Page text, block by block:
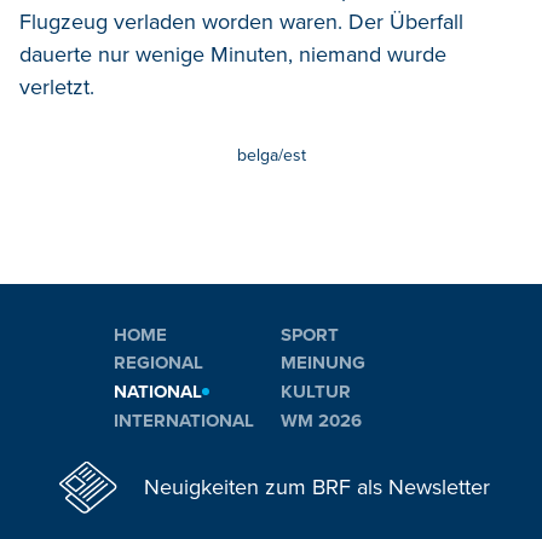
Flugzeug verladen worden waren. Der Überfall
dauerte nur wenige Minuten, niemand wurde
verletzt.
belga/est
HOME
REGIONAL
NATIONAL
INTERNATIONAL
SPORT
MEINUNG
KULTUR
WM 2026
Neuigkeiten zum BRF als Newsletter